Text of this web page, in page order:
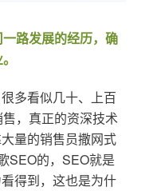
路发展的经历，确
多看似几十、上百
，真正的资深技术
量的销售员撒网式
SEO的，SEO就是
得到，这也是为什